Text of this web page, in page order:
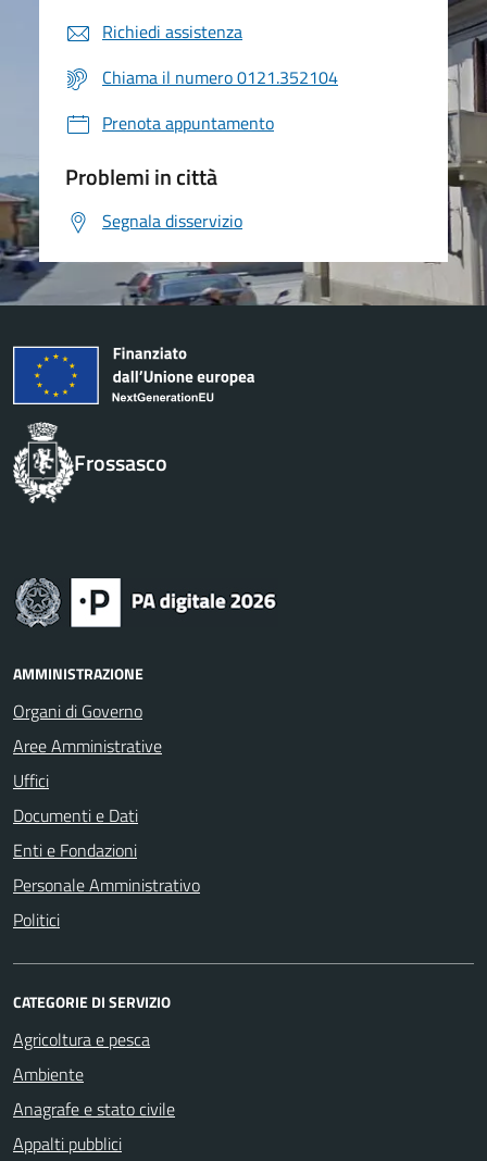
Richiedi assistenza
Chiama il numero 0121.352104
Prenota appuntamento
Problemi in città
Segnala disservizio
Frossasco
AMMINISTRAZIONE
Organi di Governo
Aree Amministrative
Uffici
Documenti e Dati
Enti e Fondazioni
Personale Amministrativo
Politici
CATEGORIE DI SERVIZIO
Agricoltura e pesca
Ambiente
Anagrafe e stato civile
Appalti pubblici